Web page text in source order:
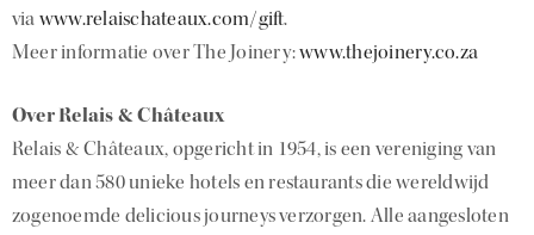
viawww.relaischateaux.com/gift.
Meer informatie over The Joinery:www.thejoinery.co.za
Over Relais & Châteaux
Relais & Châteaux, opgericht in 1954, is een vereniging van
meer dan 580 unieke hotels en restaurants die wereldwijd
zogenoemde delicious journeys verzorgen. Alle aangesloten